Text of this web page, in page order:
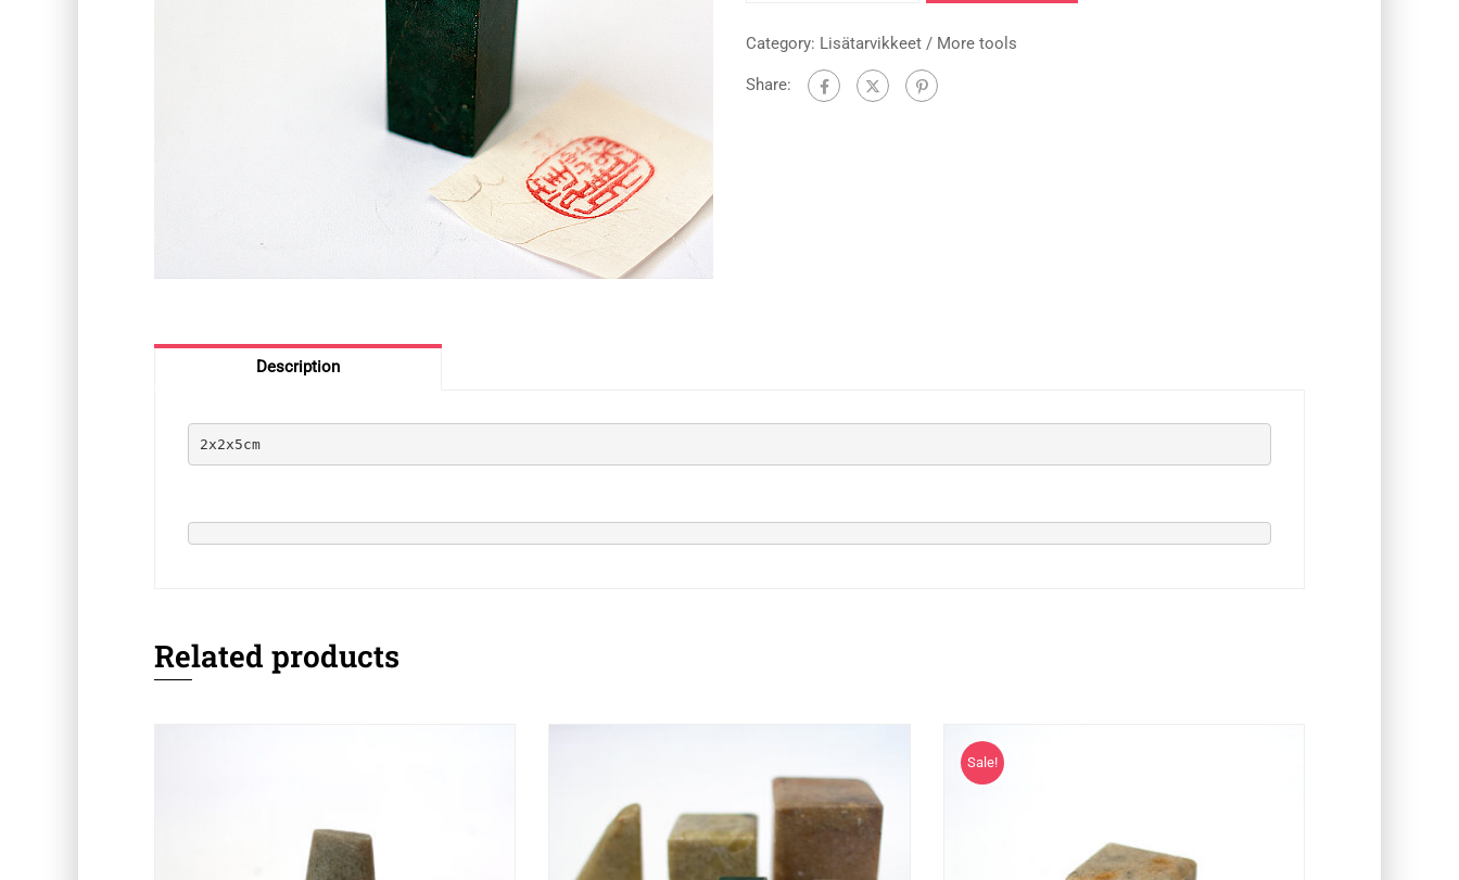
Category: Lisätarvikkeet / More tools
Share:
Description
2x2x5cm
Related products
Sale!